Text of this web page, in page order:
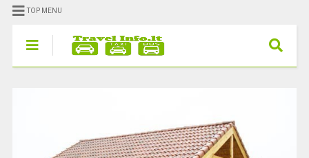
TOP MENU